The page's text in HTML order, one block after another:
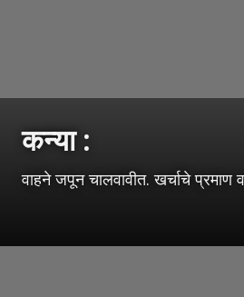
कन्या :
वाहने जपून चालवावीत. खर्चाचे प्रमाण